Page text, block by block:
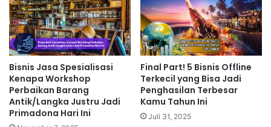
Bisnis Jasa Spesialisasi
Kenapa Workshop
Perbaikan Barang
Antik/Langka Justru Jadi
Primadona Hari Ini
Final Part! 5 Bisnis Offline
Terkecil yang Bisa Jadi
Penghasilan Terbesar
Kamu Tahun Ini
Juli 31, 2025